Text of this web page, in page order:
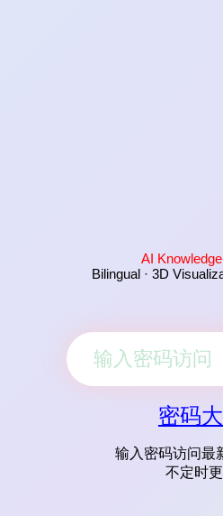
AI
Bilingual · 3D
密码
输入密码访问最
不定时